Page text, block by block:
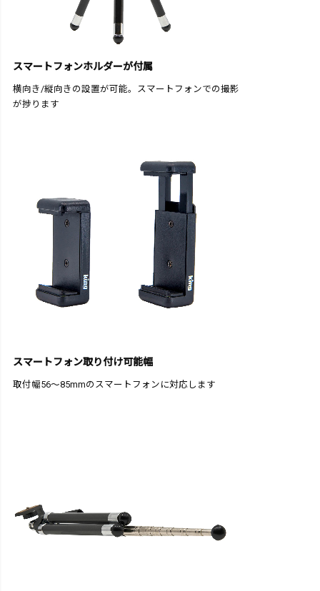
スマートフォンホルダーが付属
横向き/縦向きの設置が可能。スマートフォンでの撮影
が捗ります
スマートフォン取り付け可能幅
取付幅56～85mmのスマートフォンに対応します